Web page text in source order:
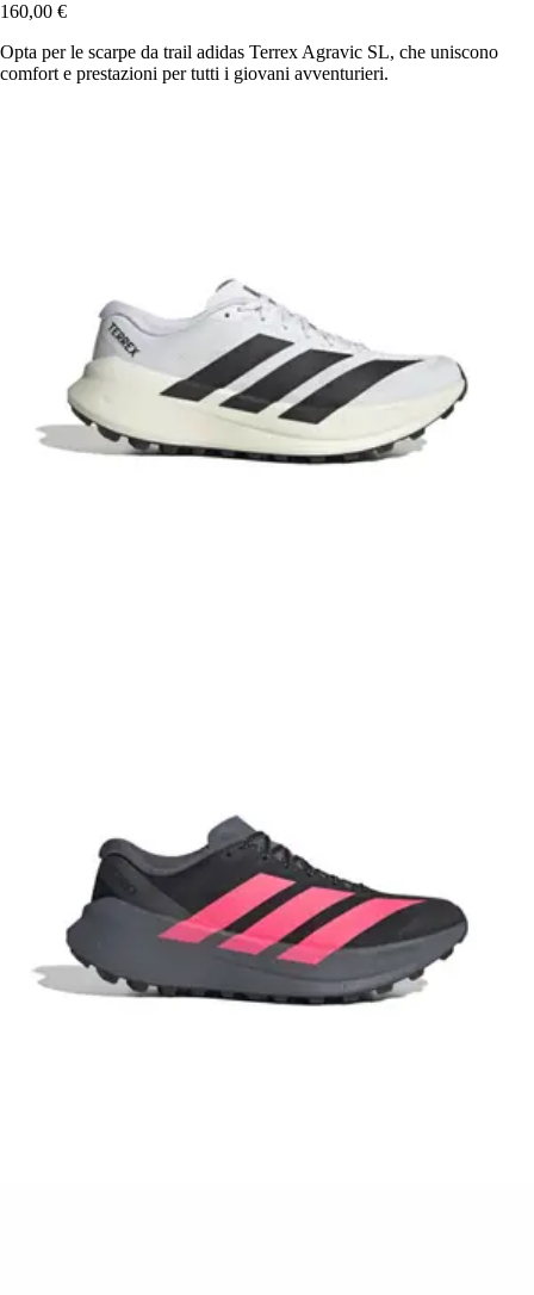
160,00 €
Opta per le scarpe da trail adidas Terrex Agravic SL, che uniscono
comfort e prestazioni per tutti i giovani avventurieri.